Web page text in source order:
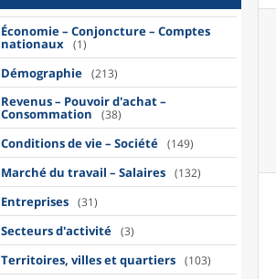
Économie – Conjoncture – Comptes
nationaux (1)
Démographie (213)
Revenus – Pouvoir d'achat –
Consommation (38)
Conditions de vie – Société (149)
Marché du travail – Salaires (132)
Entreprises (31)
Secteurs d'activité (3)
Territoires, villes et quartiers (103)